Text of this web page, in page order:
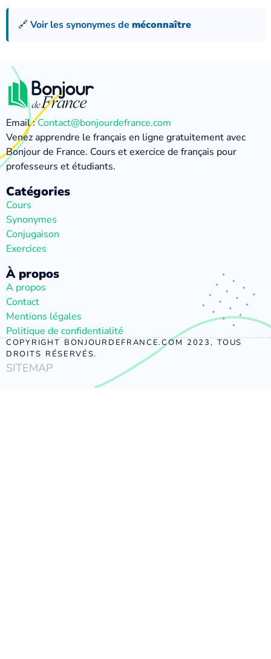
🔗 Voir les synonymes de méconnaître
Email :Contact@bonjourdefrance.com
Venez apprendre le français en ligne gratuitement avec
Bonjour de France. Cours et exercice de français pour
professeurs et étudiants.
Catégories
Cours
Synonymes
Conjugaison
Exercices
À propos
A propos
Contact
Mentions légales
Politique de confidentialité
COPYRIGHT BONJOURDEFRANCE.COM 2023, TOUS
DROITS RÉSERVÉS.
SITEMAP